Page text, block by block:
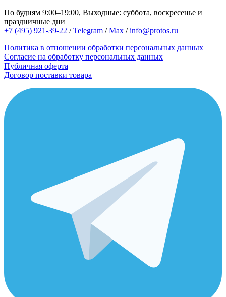
По будням 9:00–19:00, Выходные: суббота, воскресенье и
праздничные дни
+7 (495) 921-39-22 /Telegram /Max /info@protos.ru
Политика в отношении обработки персональных данных
Согласие на обработку персональных данных
Публичная оферта
Договор поставки товара